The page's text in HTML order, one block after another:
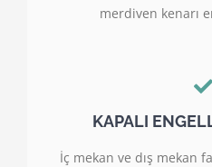
merdiven kenarı
KAPALI
İç mekan ve dış mekan